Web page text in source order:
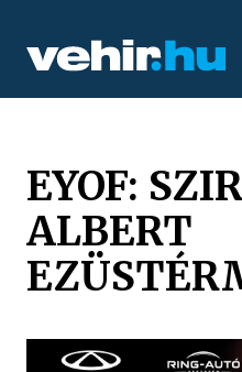
EYOF:
ALBERT